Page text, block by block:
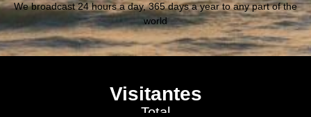
We broadcast 24 hours a day, 365 days a year to any part of the
world
Visitantes
Total